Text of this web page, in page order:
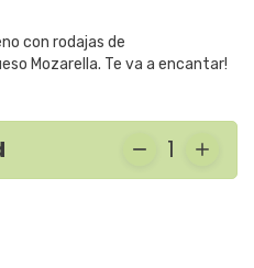
con rodajas de
Mozarella. Te va a encantar!
1